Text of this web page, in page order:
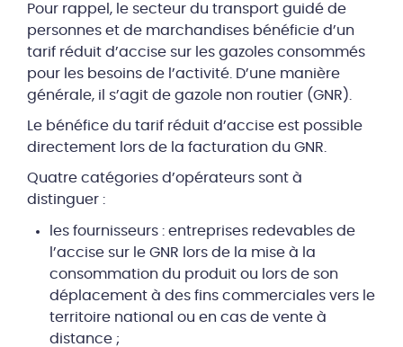
Pour rappel, le secteur du transport guidé de
personnes et de marchandises bénéficie d’un
tarif réduit d’accise sur les gazoles consommés
pour les besoins de l’activité. D’une manière
générale, il s’agit de gazole non routier (GNR).
Le bénéfice du tarif réduit d’accise est possible
directement lors de la facturation du GNR.
Quatre catégories d’opérateurs sont à
distinguer :
les fournisseurs : entreprises redevables de
l’accise sur le GNR lors de la mise à la
consommation du produit ou lors de son
déplacement à des fins commerciales vers le
territoire national ou en cas de vente à
distance ;